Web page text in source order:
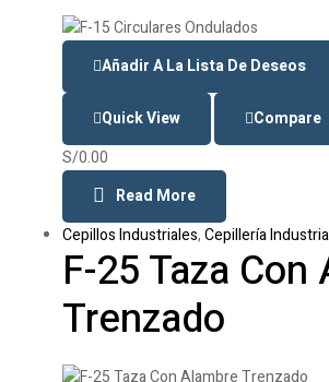
Añadir A La Lista De Deseos
Quick View
Compare
S/0.00
Read More
Cepillos Industriales,Cepillería
F-25 Taza
Trenzado